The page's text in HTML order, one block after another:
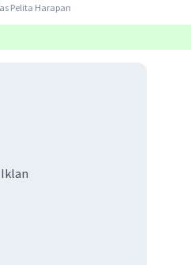
Pelita Harapan
Iklan